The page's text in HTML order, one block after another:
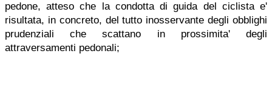
pedone, atteso che la condotta di guida del ciclista e'
risultata, in concreto, del tutto inosservante degli obblighi
prudenziali che scattano in prossimita' degli
attraversamenti pedonali;